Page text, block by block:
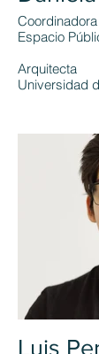
Espacio
Arquitecta
Universidad
Luis